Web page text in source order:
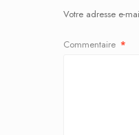
Votre adresse e-
Commentaire *